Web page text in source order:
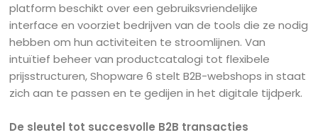
platform beschikt over een gebruiksvriendelijke
interface en voorziet bedrijven van de tools die ze nodig
hebben om hun activiteiten te stroomlijnen. Van
intuïtief beheer van productcatalogi tot flexibele
prijsstructuren, Shopware 6 stelt B2B-webshops in staat
zich aan te passen en te gedijen in het digitale tijdperk.
De sleutel tot succesvolle B2B transacties